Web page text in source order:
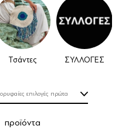
Τσάντες ΣΥΛΛΟΓΕΣ
προϊόντα